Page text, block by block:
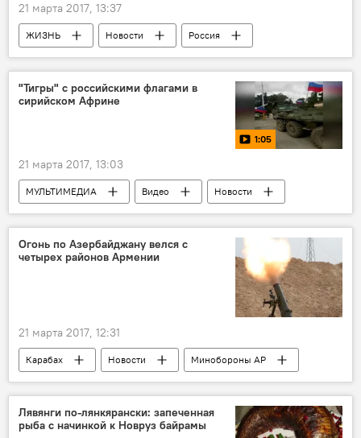
21 марта 2017, 13:37
ЖИЗНЬ Новости
Россия
Россия
Александр Лапшин
блогер
условия содержания
Экстрадиция блогера Лапшина в Азербайджан
"Тигры" с российскими флагами в
сирийском Африне
1:05
21 марта 2017, 13:03
МУЛЬТИМЕДИА Видео
Новости
Новости мира
Огонь по Азербайджану велся с
четырех районов Армении
21 марта 2017, 12:31
Карабах Новости
Минобороны АР
Оккупированные территории
обстрел
Лявянги по-лянкярански: запеченная
рыба с начинкой к Новруз байрамы